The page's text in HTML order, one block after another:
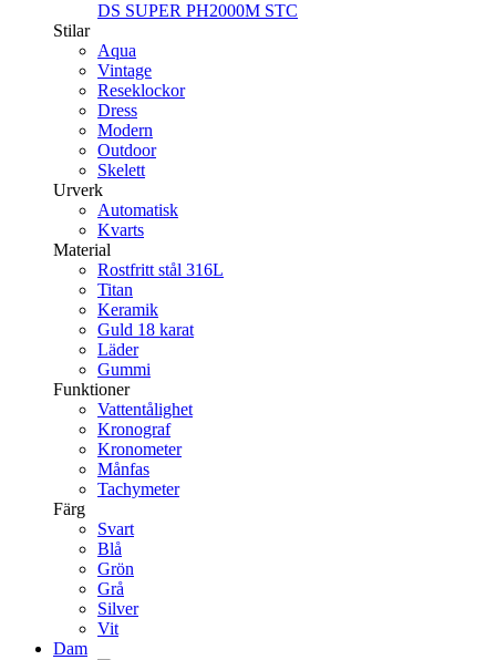
DS SUPER PH2000M STC
Stilar
Aqua
Vintage
Reseklockor
Dress
Modern
Outdoor
Skelett
Urverk
Automatisk
Kvarts
Material
Rostfritt stål 316L
Titan
Keramik
Guld 18 karat
Läder
Gummi
Funktioner
Vattentålighet
Kronograf
Kronometer
Månfas
Tachymeter
Färg
Svart
Blå
Grön
Grå
Silver
Vit
Dam